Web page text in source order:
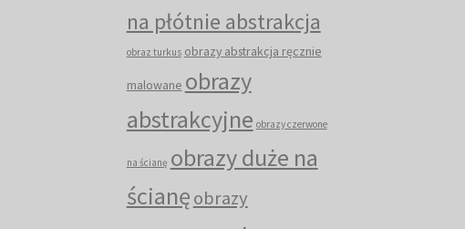
na płótnie abstrakcja
obraz turkus obrazy abstrakcja ręcznie
malowane obrazy
abstrakcyjne obrazy czerwone
na ścianę obrazy duże na
ścianęobrazy